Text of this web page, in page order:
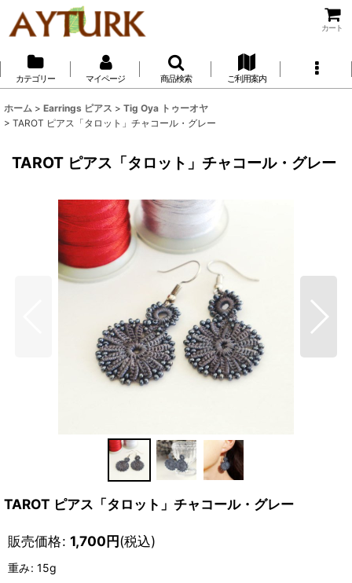
カート
カテゴリー マイページ 商品検索 ご利用案内
ホーム > Earrings ピアス > Tig Oya トゥーオヤ
> TAROT ピアス「タロット」チャコール・グレー
TAROT ピアス「タロット」チャコール・グレー
TAROT ピアス「タロット」チャコール・グレー
販売価格: 1,700円(税込)
重み: 15g